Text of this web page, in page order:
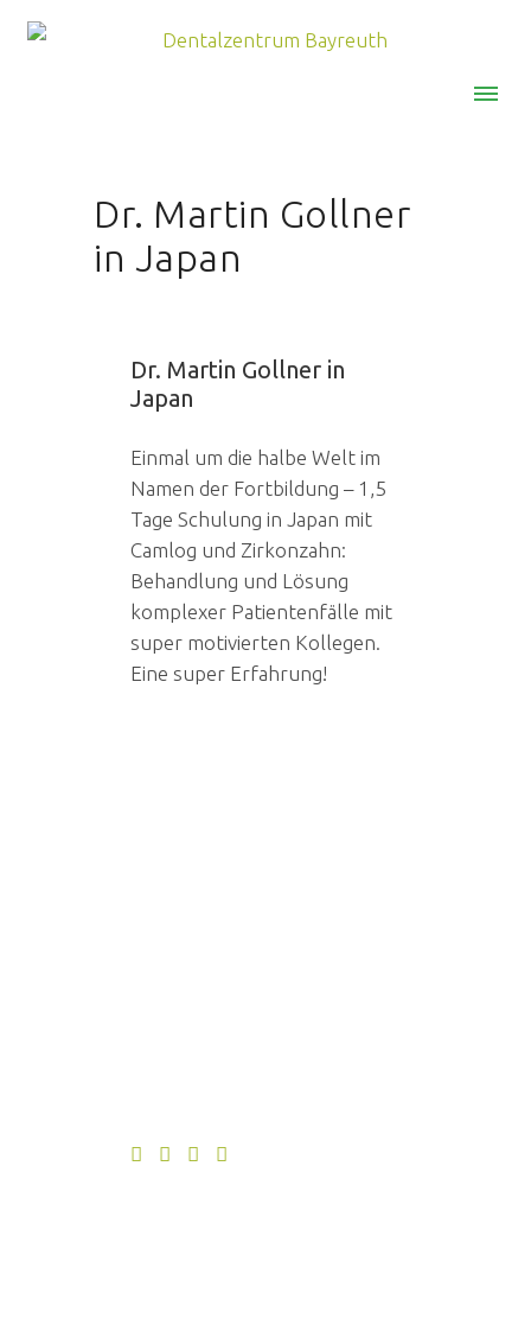
Dr. Martin Gollner
in Japan
Dr. Martin Gollner in
Japan
Einmal um die halbe Welt im
Namen der Fortbildung – 1,5
Tage Schulung in Japan mit
Camlog und Zirkonzahn:
Behandlung und Lösung
komplexer Patientenfälle mit
super motivierten Kollegen.
Eine super Erfahrung!